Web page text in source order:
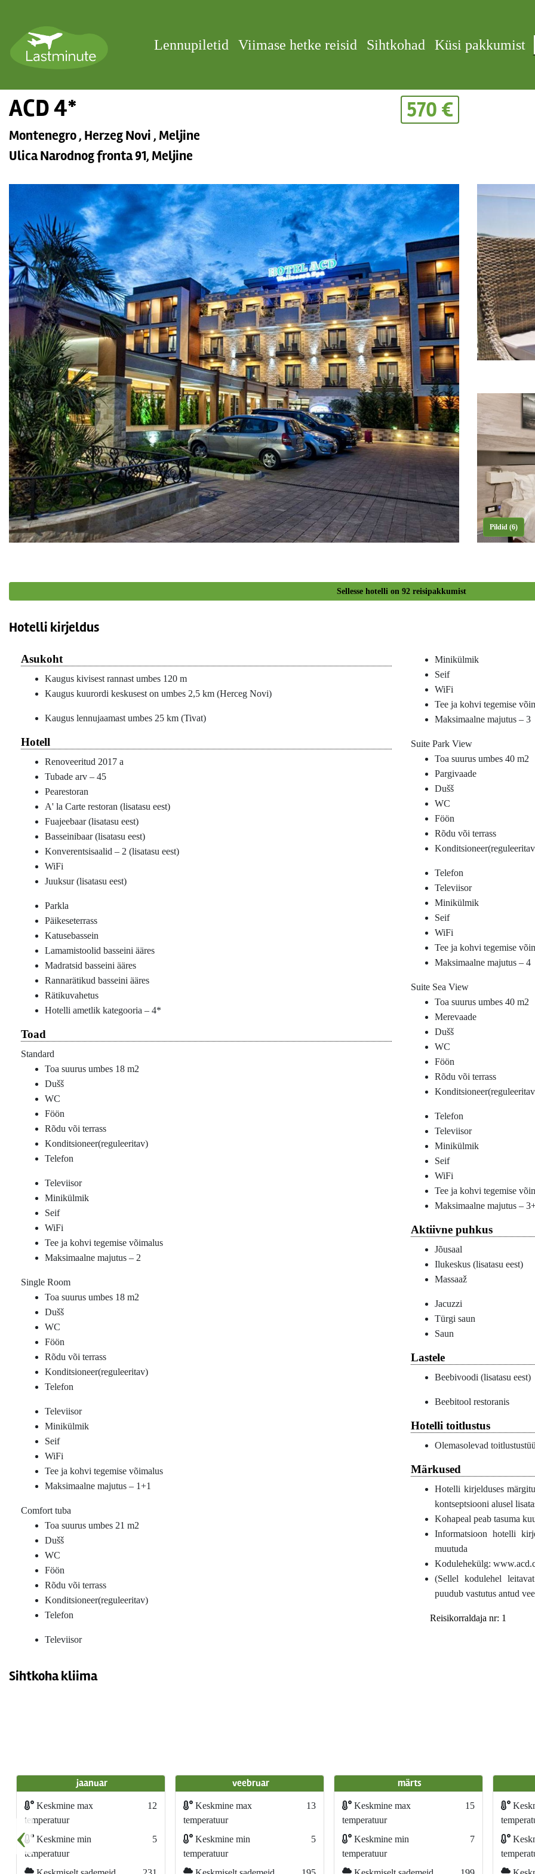
Lennupiletid Viimase hetke reisid Sihtkohad Küsi pakkumist
ACD 4*
Montenegro , Herzeg Novi , Meljine
Ulica Narodnog fronta 91, Meljine
570 €
Pildid (6)
Sellesse hotelli on 92reisipakkumist
Hotelli kirjeldus
Asukoht
Kaugus kivisest rannast umbes 120 m
Kaugus kuurordi keskusest on umbes 2,5 km (Herceg Novi)
Kaugus lennujaamast umbes 25 km (Tivat)
Hotell
Renoveeritud 2017 a
Tubade arv – 45
Pearestoran
A' la Carte restoran (lisatasu eest)
Fuajeebaar (lisatasu eest)
Basseinibaar (lisatasu eest)
Konverentsisaalid – 2 (lisatasu eest)
WiFi
Juuksur (lisatasu eest)
Parkla
Päikeseterrass
Katusebassein
Lamamistoolid basseini ääres
Madratsid basseini ääres
Rannarätikud basseini ääres
Rätikuvahetus
Hotelli ametlik kategooria – 4*
Toad
Standard
Toa suurus umbes 18 m2
Dušš
WC
Föön
Rõdu või terrass
Konditsioneer(reguleeritav)
Telefon
Televiisor
Minikülmik
Seif
WiFi
Tee ja kohvi tegemise võimalus
Maksimaalne majutus – 2
Single Room
Toa suurus umbes 18 m2
Dušš
WC
Föön
Rõdu või terrass
Konditsioneer(reguleeritav)
Telefon
Televiisor
Minikülmik
Seif
WiFi
Tee ja kohvi tegemise võimalus
Maksimaalne majutus – 1+1
Comfort tuba
Toa suurus umbes 21 m2
Dušš
WC
Föön
Rõdu või terrass
Konditsioneer(reguleeritav)
Telefon
Televiisor
Minikülmik
Seif
WiFi
Tee ja kohvi tegemise
Maksimaalne majutus – 3
Suite Park View
Toa suurus umbes 40 m2
Pargivaade
Dušš
WC
Föön
Rõdu või terrass
Telefon
Televiisor
Minikülmik
Seif
WiFi
Tee ja kohvi tegemise
Maksimaalne majutus – 4
Suite Sea View
Toa suurus umbes 40 m2
Merevaade
Dušš
WC
Föön
Rõdu või terrass
Telefon
Televiisor
Minikülmik
Seif
WiFi
Tee ja kohvi tegemise
Maksimaalne majutus –
Aktiivne puhkus
Jõusaal
Ilukeskus (lisatasu eest)
Massaaž
Jacuzzi
Türgi saun
Saun
Lastele
Beebivoodi (lisatasu eest)
Beebitool restoranis
Hotelli toitlustus
Olemasolevad
Märkused
Hotelli kirjelduses
kontseptsiooni alusel
Kohapeal peab tasuma
Informatsioon hotelli
muutuda
Kodulehekülg:
(Sellel kodulehel
puudub vastutus antud
Reisikorraldaja nr: 1
Sihtkoha kliima
‹
jaanuar
Keskmine max
temperatuur
12
Keskmine min
temperatuur
5
veebruar
Keskmine max
temperatuur
13
Keskmine min
temperatuur
5
märts
Keskmine max
temperatuur
15
Keskmine min
temperatuur
7